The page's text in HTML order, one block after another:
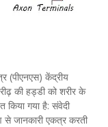
(पीएनएस) केंद्रीय
की हड्डी को शरीर के
किया गया है: संवेदी
से जानकारी एकत्र करती